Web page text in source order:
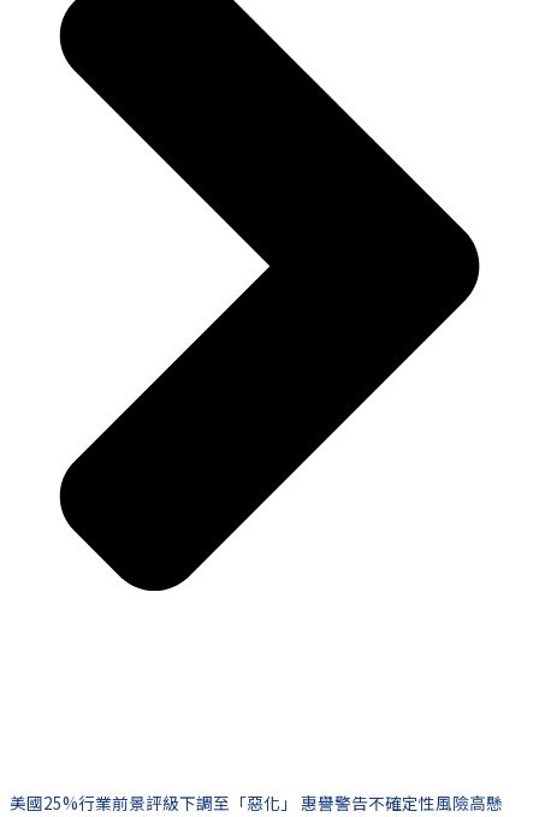
美國25%行業前景評級下調至「惡化」 惠譽警告不確定性風險高懸